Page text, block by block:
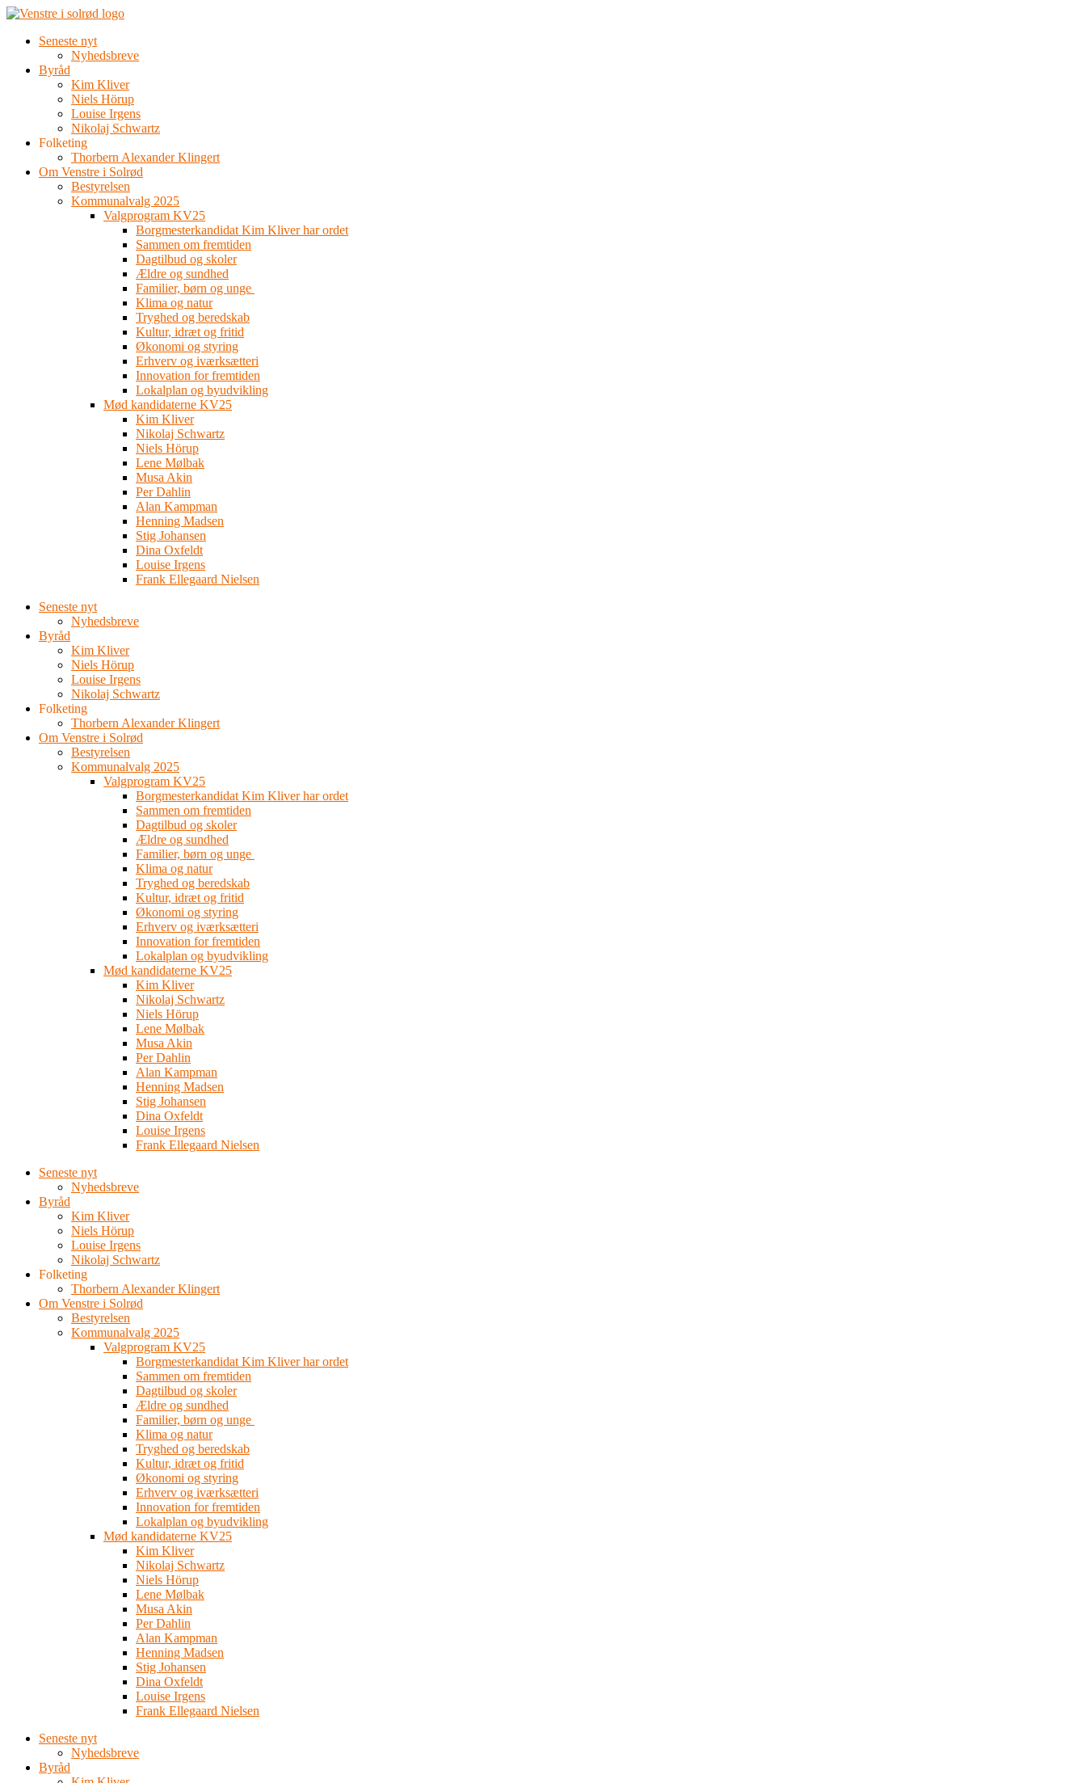
Videre
indholdSeneste nyt
Nyhedsbreve
Byråd
Kim Kliver
Niels Hörup
Louise Irgens
Nikolaj Schwartz
Folketing
Thorbern Alexander Klingert
Om Venstre i Solrød
Bestyrelsen
Kommunalvalg 2025
Valgprogram KV25
Borgmesterkandidat Kim Kliver har ordet
Sammen om fremtiden
Dagtilbud og skoler
Ældre og sundhed
Familier, børn og unge
Klima og natur
Tryghed og beredskab
Kultur, idræt og fritid
Økonomi og styring
Erhverv og iværksætteri
Innovation for fremtiden
Lokalplan og byudvikling
Mød kandidaterne KV25
Kim Kliver
Nikolaj Schwartz
Niels Hörup
Lene Mølbak
Musa Akin
Per Dahlin
Alan Kampman
Henning Madsen
Stig Johansen
Dina Oxfeldt
Louise Irgens
Frank Ellegaard Nielsen
Seneste nyt
Nyhedsbreve
Byråd
Kim Kliver
Niels Hörup
Louise Irgens
Nikolaj Schwartz
Folketing
Thorbern Alexander Klingert
Om Venstre i Solrød
Bestyrelsen
Kommunalvalg 2025
Valgprogram KV25
Borgmesterkandidat Kim Kliver har ordet
Sammen om fremtiden
Dagtilbud og skoler
Ældre og sundhed
Familier, børn og unge
Klima og natur
Tryghed og beredskab
Kultur, idræt og fritid
Økonomi og styring
Erhverv og iværksætteri
Innovation for fremtiden
Lokalplan og byudvikling
Mød kandidaterne KV25
Kim Kliver
Nikolaj Schwartz
Niels Hörup
Lene Mølbak
Musa Akin
Per Dahlin
Alan Kampman
Henning Madsen
Stig Johansen
Dina Oxfeldt
Louise Irgens
Frank Ellegaard Nielsen
Seneste nyt
Nyhedsbreve
Byråd
Kim Kliver
Niels Hörup
Louise Irgens
Nikolaj Schwartz
Folketing
Thorbern Alexander Klingert
Om Venstre i Solrød
Bestyrelsen
Kommunalvalg 2025
Valgprogram KV25
Borgmesterkandidat Kim Kliver har ordet
Sammen om fremtiden
Dagtilbud og skoler
Ældre og sundhed
Familier, børn og unge
Klima og natur
Tryghed og beredskab
Kultur, idræt og fritid
Økonomi og styring
Erhverv og iværksætteri
Innovation for fremtiden
Lokalplan og byudvikling
Mød kandidaterne KV25
Kim Kliver
Nikolaj Schwartz
Niels Hörup
Lene Mølbak
Musa Akin
Per Dahlin
Alan Kampman
Henning Madsen
Stig Johansen
Dina Oxfeldt
Louise Irgens
Frank Ellegaard Nielsen
Seneste nyt
Nyhedsbreve
Byråd